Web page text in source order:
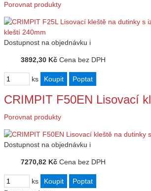
Porovnat produkty
Dostupnost na objednávku i
3892,30 Kč Cena bez DPH
ks
CRIMPIT F50EN Lisovací
Porovnat produkty
Dostupnost na objednávku i
7270,82 Kč Cena bez DPH
ks